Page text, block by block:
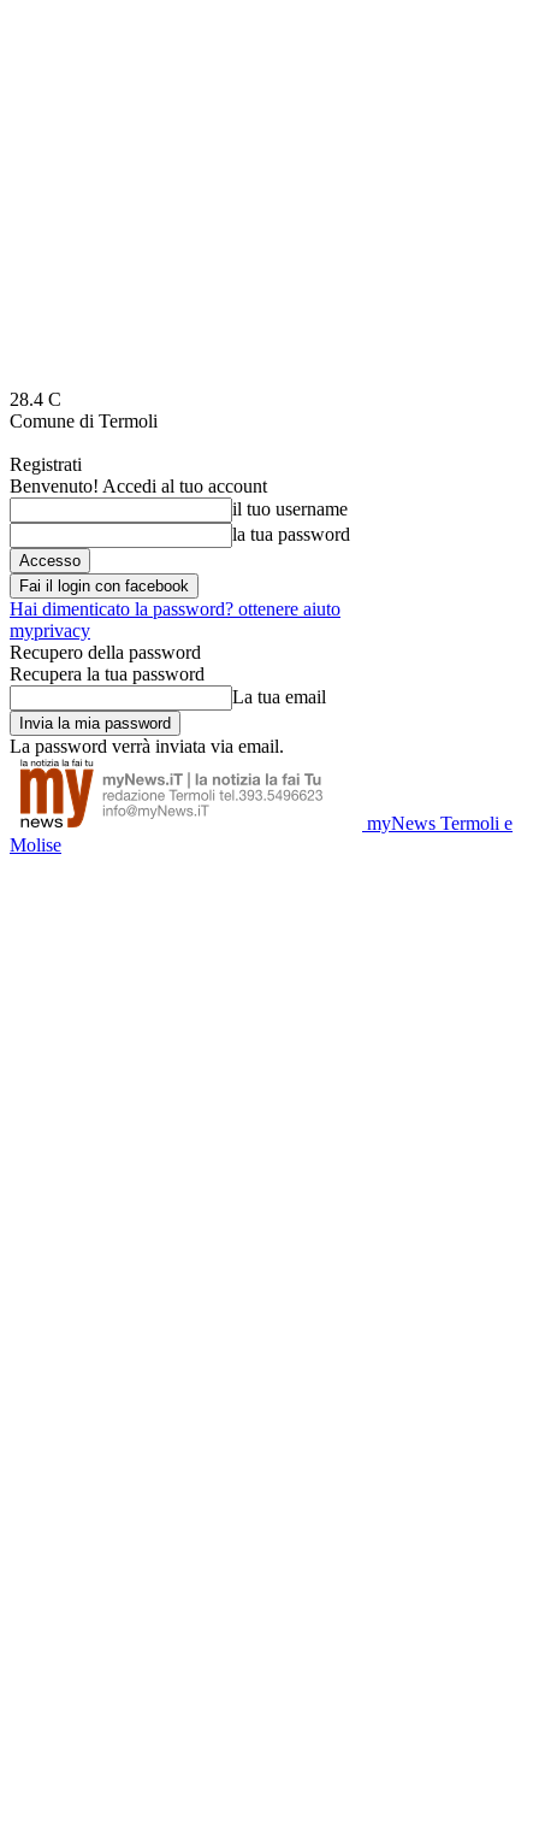
28.4 C
Comune di Termoli
Registrati
Benvenuto! Accedi al tuo account
il tuo username
la tua password
Fai il login con facebook
Hai dimenticato la password? ottenere aiuto
myprivacy
Recupero della password
Recupera la tua password
La tua email
La password verrà inviata via email.
myNews Termoli e
Molise